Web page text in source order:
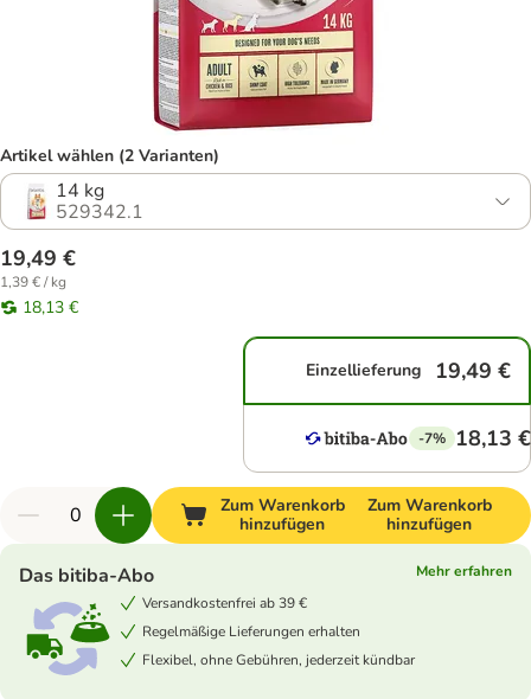
Artikel wählen (2 Varianten)
14 kg
529342.1
19,49 €
1,39 € / kg
18,13 €
Einzellieferung 19,49 €
-7% 18,13 €
Zum Warenkorb
hinzufügen
Zum Warenkorb
hinzufügen
Das bitiba-Abo
Mehr erfahren
Versandkostenfrei ab 39 €
Regelmäßige Lieferungen erhalten
Flexibel, ohne Gebühren, jederzeit kündbar